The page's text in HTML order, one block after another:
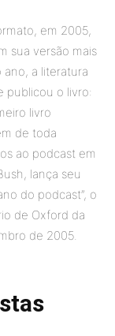
em 2005,
sua versão mais
a literatura
publicou o livro:
livro
de toda
ao podcast em
lança seu
do podcast”, o
de Oxford da
de 2005.